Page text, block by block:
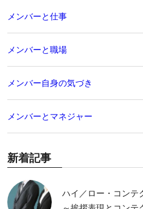
メンバーと仕事
メンバーと職場
メンバー自身の気づき
メンバーとマネジャー
新着記事
ハイ／ロー・コンテ